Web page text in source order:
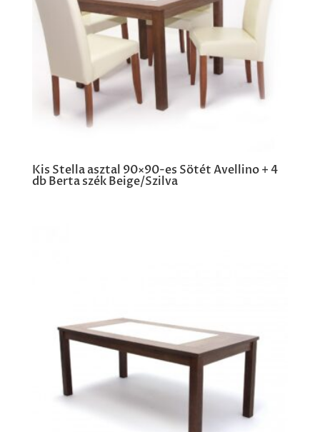
Kis Stella asztal 90×90-es Sötét Avellino + 4
db Berta szék Beige/Szilva